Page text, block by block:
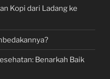
Kopi dari Ladang ke
Benarkah Baik